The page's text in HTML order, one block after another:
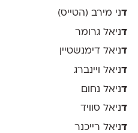
דני מירב (הטייס)
דניאל גרומר
דניאל דימנשטיין
דניאל ויינברג
דניאל נחום
דניאל סוויד
דניאל רייכנר